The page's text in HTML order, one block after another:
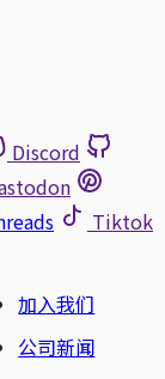
Discord
Tiktok
加入我们
公司新闻